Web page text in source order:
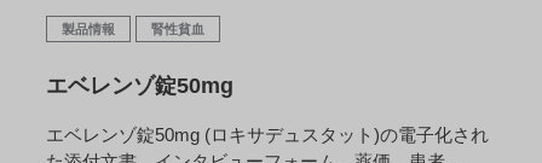
製品情報 腎性貧血
エベレンゾ錠50mg
エベレンゾ錠50mg (ロキサデュスタット)の電子化され